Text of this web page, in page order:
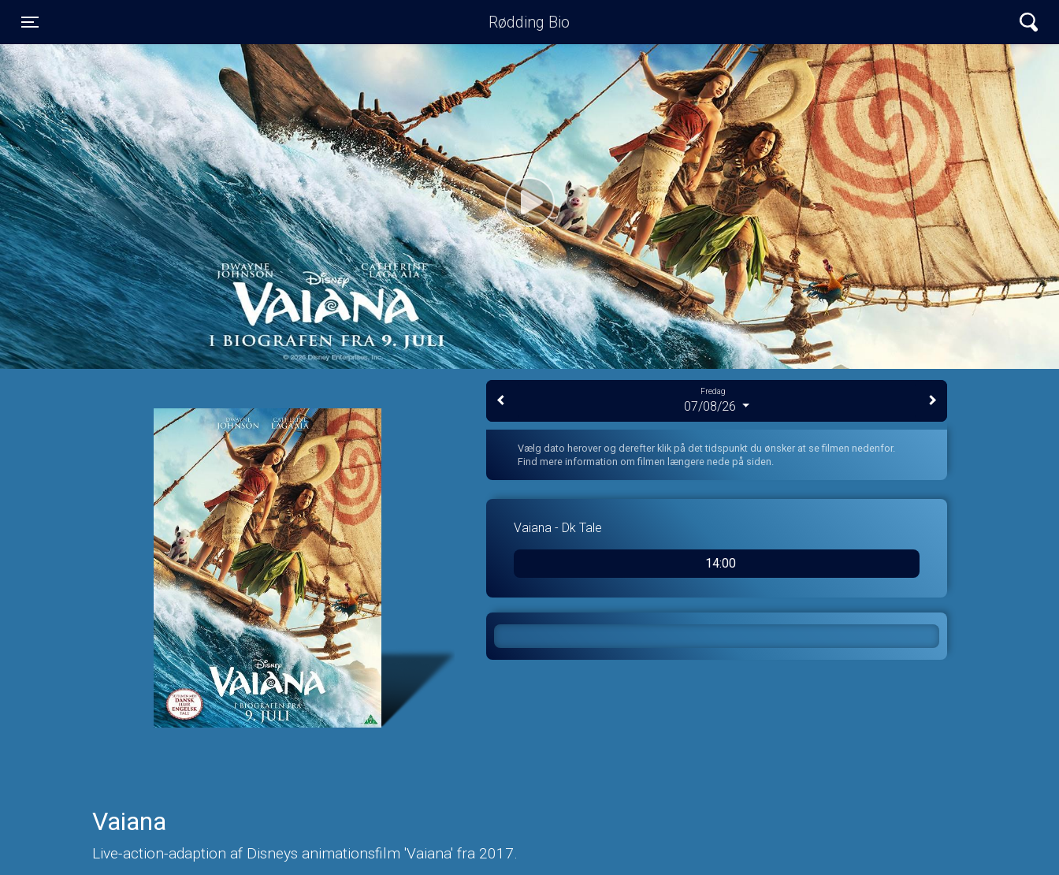
Rødding Bio
Fredag
07/08/26
Vælg dato herover og derefter klik på det tidspunkt du ønsker at se filmen nedenfor.
Find mere information om filmen længere nede på siden.
Vaiana - Dk Tale
14:00
Vaiana
Live-action-adaption af Disneys animationsfilm 'Vaiana' fra 2017.